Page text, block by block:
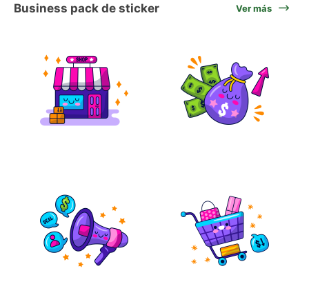
Business pack de sticker Ver más